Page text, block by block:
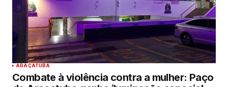
ARAÇATUBA
Combate à violência contra a mulher: Paço